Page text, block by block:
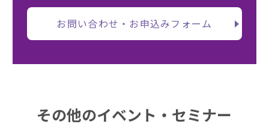
お問い合わせ・お申込みフォーム
その他のイベント・セミナー